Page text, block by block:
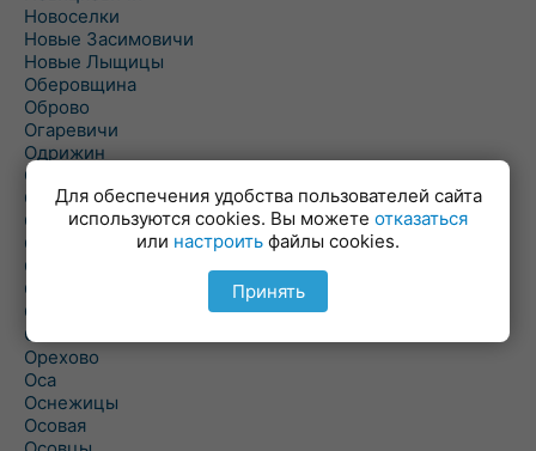
Новоселки
Новые Засимовичи
Новые Лыщицы
Оберовщина
Оброво
Огаревичи
Одрижин
Оздамичи
Озяты
Олтуш
Ольманы
Ольпень
Ольшаны
Омельная
Ополь
Орехово
Оса
Оснежицы
Осовая
Для обеспечения удобства пользователей сайта
используются cookies. Вы можете отказаться
или настроить файлы cookies.
Принять